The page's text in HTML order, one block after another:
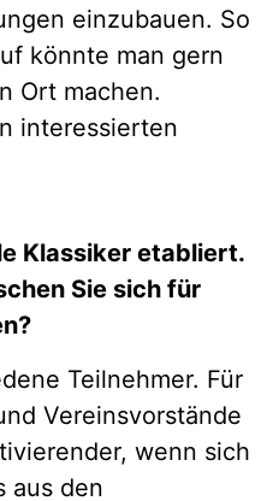
einzubauen. So
könnte man gern
Ort machen.
interessierten
Klassiker etabliert.
Sie sich für
Teilnehmer. Für
Vereinsvorstände
wenn sich
aus den